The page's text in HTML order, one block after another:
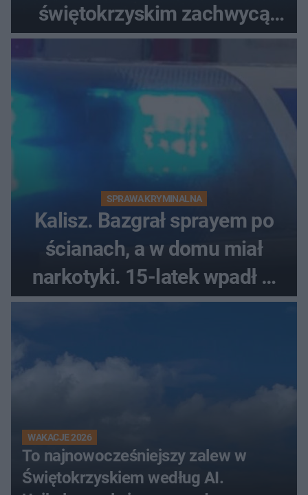
świętokrzyskim zachwycą
każdego miłośnika gwiazd
SPRAWA KRYMINALNA
Kalisz. Bazgrał sprayem po
ścianach, a w domu miał
narkotyki. 15-latek wpadł w
ręce policjantów
WAKACJE 2026
To najnowocześniejszy zalew w
Świętokrzyskiem według AI.